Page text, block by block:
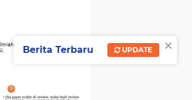
×
Berita Terbaru UPDATE